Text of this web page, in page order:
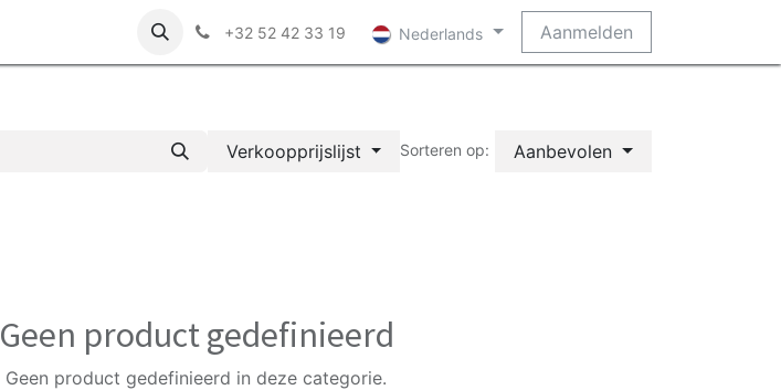
+32 52 42 33 19 Nederlands Aanmelden
Verkoopprijslijst Sorteren op: Aanbevolen
Geen product gedefinieerd
Geen product gedefinieerd in deze categorie.